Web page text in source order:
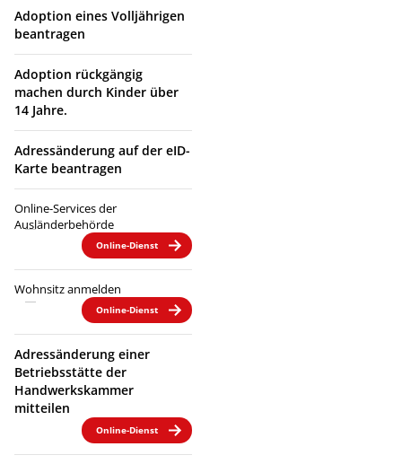
Adoption eines Volljährigen
beantragen
Adoption rückgängig
machen durch Kinder über
14 Jahre.
Adressänderung auf der eID-
Karte beantragen
Online-Services der
Ausländerbehörde
Online-Dienst
Wohnsitz anmelden
Online-Dienst
Adressänderung einer
Betriebsstätte der
Handwerkskammer
mitteilen
Online-Dienst